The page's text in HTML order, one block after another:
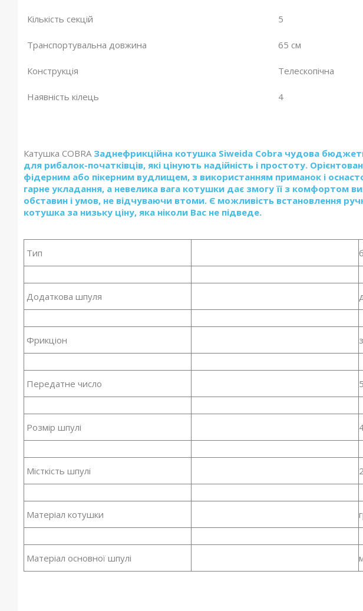
Кількість секцій 5
Транспортувальна довжина 65 см
Конструкція Телескопічна
Наявність кілець 4
Катушка COBRA Заднефрикційна котушка Siweida Cobra чудова
для рибалок-початківців, які цінують надійність і простоту.
фідерним або пікерним вудлищем, з використанням приманок і
гарне укладання, а невелика вага котушки дає змогу її з комфортом
обставин і умов, не відчуваючи втоми. Є можливість встановлення
котушка за низьку ціну, яка ніколи Вас не підведе.
Тип
Додаткова шпуля
Фрикціон
Передатне число
Розмір шпулі
Місткість шпулі
Матеріал котушки
Матеріал основної шпулі